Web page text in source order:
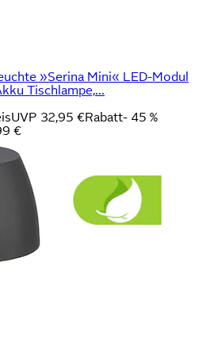
»Serina Mini« LED-Modul
Tischlampe,...
UVP 32,95 €Rabatt- 45 %
€